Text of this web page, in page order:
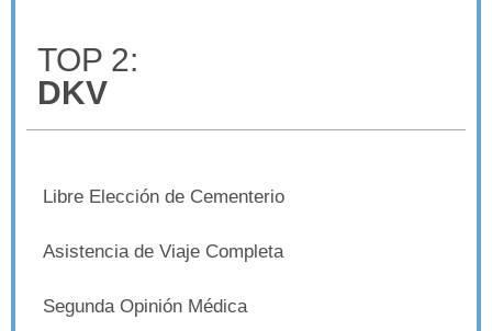
TOP 2:
DKV
Libre Elección de Cementerio
Asistencia de Viaje Completa
Segunda Opinión Médica